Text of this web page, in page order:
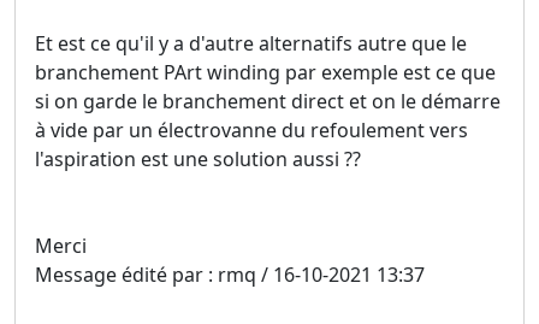
Et est ce qu'il y a d'autre alternatifs autre que le
branchement PArt winding par exemple est ce que
si on garde le branchement direct et on le démarre
à vide par un électrovanne du refoulement vers
l'aspiration est une solution aussi ??
Merci
Message édité par : rmq / 16-10-2021 13:37